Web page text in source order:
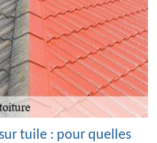
tuile : pour quelles